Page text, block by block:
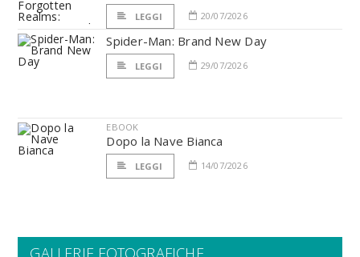
LEGGI 20/07/2026
Spider-Man: Brand New Day
LEGGI 29/07/2026
EBOOK
Dopo la Nave Bianca
LEGGI 14/07/2026
GALLERIE FOTOGRAFICHE